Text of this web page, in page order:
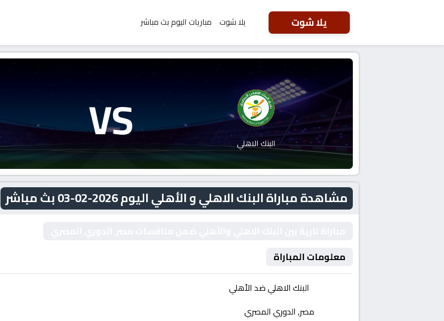
يلا شوت يلا شوت مباريات اليوم بث مباشر
البنك الاهلي VS
مشاهدة مباراة البنك الاهلي و الأهلي اليوم 2026-02-03 بث مباشر
معلومات المباراة
البنك الاهلي ضد الأهلي
مصر, الدوري المصري